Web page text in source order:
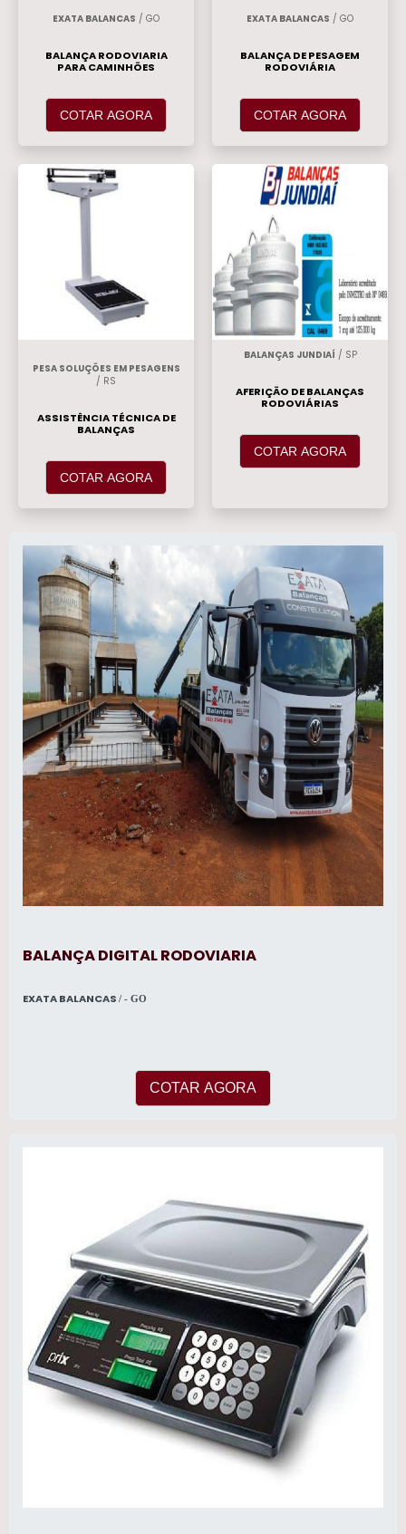
EXATA BALANCAS / GO
BALANÇA RODOVIARIA
PARA CAMINHÕES
COTAR AGORA
EXATA BALANCAS / GO
BALANÇA DE PESAGEM
RODOVIÁRIA
COTAR AGORA
PESA SOLUÇÕES EM PESAGENS
/ RS
ASSISTÊNCIA TÉCNICA DE
BALANÇAS
COTAR AGORA
BALANÇAS JUNDIAÍ / SP
AFERIÇÃO DE BALANÇAS
RODOVIÁRIAS
COTAR AGORA
BALANÇA DIGITAL RODOVIARIA
EXATA BALANCAS / - GO
COTAR AGORA